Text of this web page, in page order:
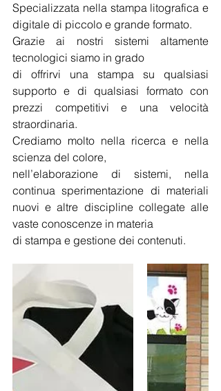
Specializzata nella stampa litografica e
digitale di piccolo e grande formato.
Grazie ai nostri sistemi altamente
tecnologici siamo in grado
di offrirvi una stampa su qualsiasi
supporto e di qualsiasi formato con
prezzi competitivi e una velocità
straordinaria.
Crediamo molto nella ricerca e nella
scienza del colore,
nell’elaborazione di sistemi, nella
continua sperimentazione di materiali
nuovi e altre discipline collegate alle
vaste conoscenze in materia
di stampa e gestione dei contenuti.